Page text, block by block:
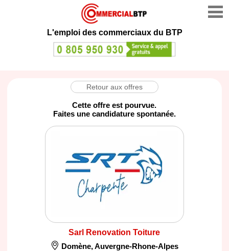
L'emploi des commerciaux du BTP
Retour aux offres
Cette offre est pourvue.
Faites une candidature spontanée.
Sarl Renovation Toiture
Domène,Auvergne-Rhone-Alpes